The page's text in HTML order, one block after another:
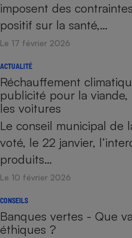
imposent des
positif sur la santé,…
Le 17 février 2026
ACTUALITÉ
Réchauffement
publicité pour la viande,
les voitures
Le conseil municipal de
voté, le 22 janvier,
produits…
Le 10 février 2026
CONSEILS
Banques vertes - Que
éthiques ?